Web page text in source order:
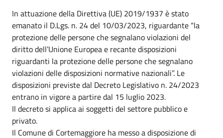
In attuazione della Direttiva (UE) 2019/1937 è stato
emanato il D.Lgs. n. 24 del 10/03/2023, riguardante “la
protezione delle persone che segnalano violazioni del
diritto dell’Unione Europea e recante disposizioni
riguardanti la protezione delle persone che segnalano
violazioni delle disposizioni normative nazionali”. Le
disposizioni previste dal Decreto Legislativo n. 24/2023
entrano in vigore a partire dal 15 luglio 2023.
Il decreto si applica ai soggetti del settore pubblico e
privato.
Il Comune di Cortemaggiore ha messo a disposizione di